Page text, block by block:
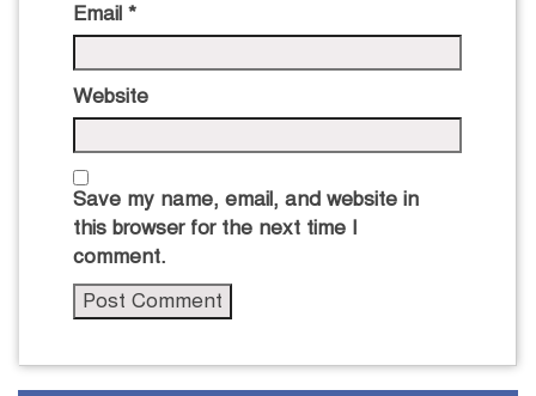
Email *
Website
Save my name, email, and website in
this browser for the next time I
comment.